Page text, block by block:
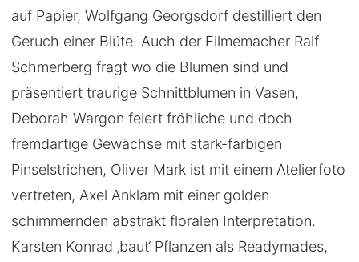
auf Papier, Wolfgang Georgsdorf destilliert den
Geruch einer Blüte. Auch der Filmemacher Ralf
Schmerberg fragt wo die Blumen sind und
präsentiert traurige Schnittblumen in Vasen,
Deborah Wargon feiert fröhliche und doch
fremdartige Gewächse mit stark-farbigen
Pinselstrichen, Oliver Mark ist mit einem Atelierfoto
vertreten, Axel Anklam mit einer golden
schimmernden abstrakt floralen Interpretation.
Karsten Konrad ‚baut‘ Pflanzen als Readymades,